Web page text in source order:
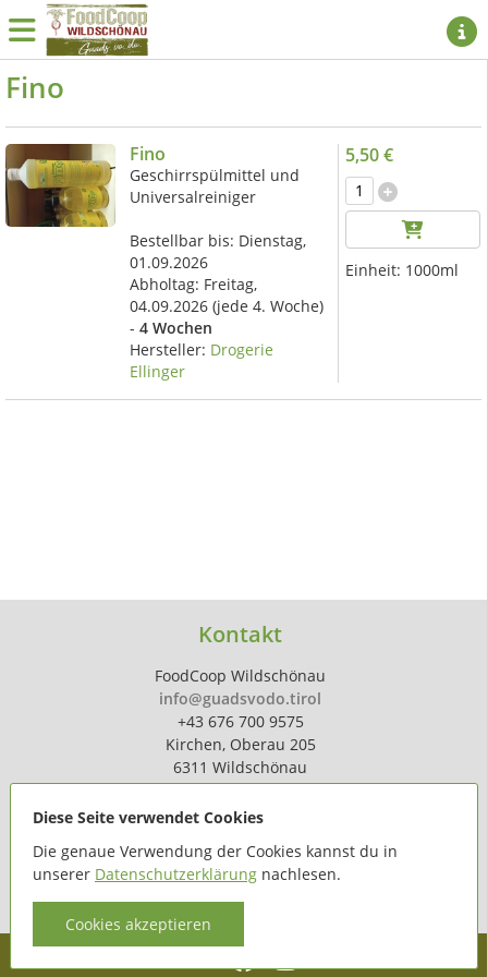
Fino
Fino
Geschirrspülmittel und
Universalreiniger
Bestellbar bis: Dienstag,
01.09.2026
Abholtag: Freitag,
04.09.2026(jede 4. Woche)
- 4 Wochen
Hersteller: Drogerie
Ellinger
5,50 €
Einheit: 1000ml
Kontakt
FoodCoop Wildschönau
info@guadsvodo.tirol
+43 676 700 9575
Kirchen, Oberau 205
6311 Wildschönau
powered byhoferdigital.at
Diese Seite verwendet Cookies
Die genaue Verwendung der Cookies kannst du in
unserer Datenschutzerklärungnachlesen.
Cookies akzeptieren